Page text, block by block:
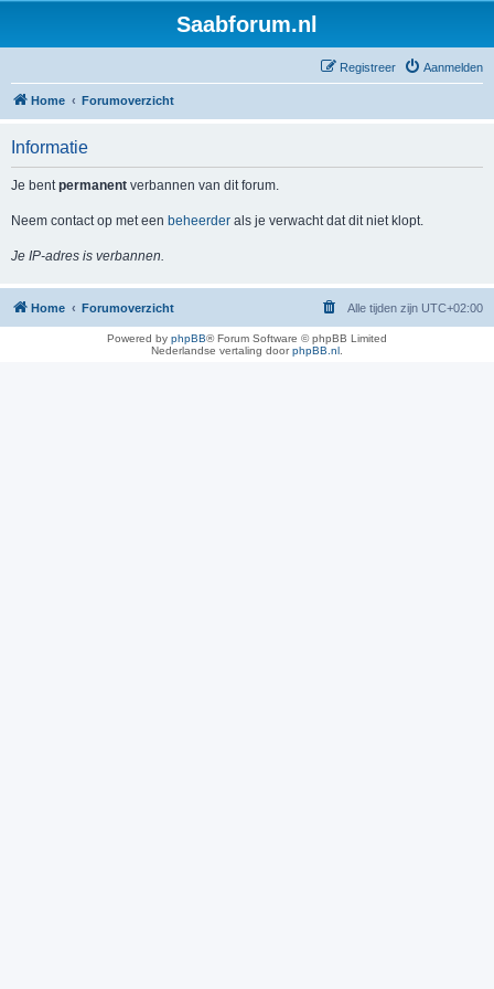
Saabforum.nl
Aanmelden
Registreer
Home Forumoverzicht
Informatie
Je bentpermanent verbannen van dit forum.
Neem contact op met een beheerder als je verwacht dat dit niet klopt.
Je IP-adres is verbannen.
Home Forumoverzicht Alle tijden zijn UTC+02:00
Powered by phpBB® Forum Software © phpBB Limited
Nederlandse vertaling doorphpBB.nl